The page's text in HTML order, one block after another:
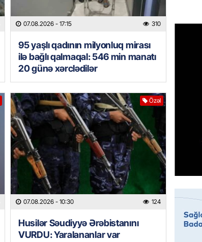
07.08.2026 - 17:15 310
95 yaşlı qadının milyonluq mirası
ilə bağlı qalmaqal: 546 min manatı
20 günə xərclədilər
Özəl
07.08.2026 - 10:30 124
Husilər Səudiyyə Ərəbistanını
VURDU: Yaralananlar var
Ad
95
bağlı
günə
GÜNDƏM